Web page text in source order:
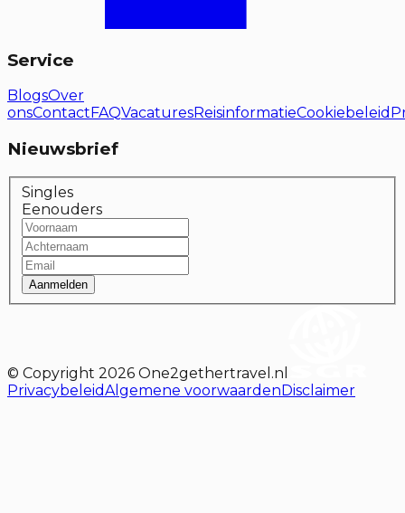
Service
BlogsOver
onsContact FAQVacaturesReisinformatieCookiebeleid
Nieuwsbrief
Singles
Eenouders
Aanmelden
© Copyright 2026 One2gethertravel.nl
PrivacybeleidAlgemene voorwaardenDisclaimer